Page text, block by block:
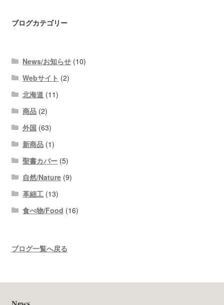
ブログカテゴリー
News/お知らせ (10)
Webサイト (2)
北海道 (11)
商品 (2)
外国 (63)
新商品 (1)
聖書カバー (5)
自然/Nature (9)
革細工 (13)
食べ物/Food (16)
ブログ一覧へ戻る